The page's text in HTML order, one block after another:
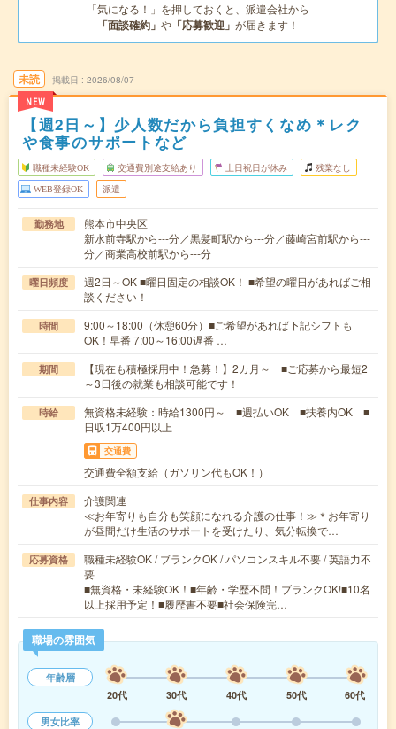
「気になる！」を押しておくと、派遣会社から
「面談確約」 や 「応募歓迎」 が届きます！
未読
NEW
掲載日 2026/08/07
【週2日～】少人数だから負担すくなめ＊レク
や食事のサポートなど
職種未経験OK 交通費別途支給あり 土日祝日が休み 残業なし
WEB登録OK 派遣
勤務地
熊本市中央区
新水前寺駅から---分／黒髪町駅から---分／藤崎宮前駅から---
分／商業高校前駅から---分
曜日頻度
週2日～OK ■曜日固定の相談OK！ ■希望の曜日があればご相
談ください！
時間
9:00～18:00（休憩60分）■ご希望があれば下記シフトも
OK！早番 7:00～16:00遅番 …
期間
【現在も積極採用中！急募！】2カ月～ ■ご応募から最短2
～3日後の就業も相談可能です！
時給
無資格未経験：時給1300円～ ■週払いOK ■扶養内OK ■
日収1万400円以上
交通費
交通費全額支給（ガソリン代もOK！）
仕事内容
介護関連
≪お年寄りも自分も笑顔になれる介護の仕事！≫＊お年寄り
が昼間だけ生活のサポートを受けたり、気分転換で…
応募資格
職種未経験OK / ブランクOK / パソコンスキル不要 / 英語力不
要
■無資格・未経験OK！■年齢・学歴不問！ブランクOK!■10名
以上採用予定！■履歴書不要■社会保険完…
職場の雰囲気
年齢層
20代
30代 40代 50代
60代
男女比率